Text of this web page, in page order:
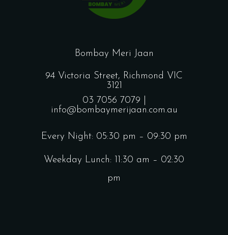
Bombay Meri Jaan
94 Victoria Street, Richmond VIC
3121
03 7056 7079 |
info@bombaymerijaan.com.au
Every Night: 05:30 pm – 09:30 pm
Weekday Lunch: 11:30 am – 02:30
pm